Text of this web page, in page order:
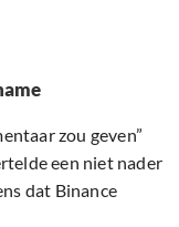
zou geven”
een niet nader
dat Binance